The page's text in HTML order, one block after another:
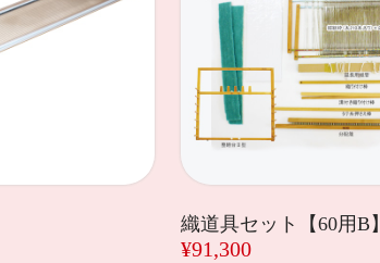
織道具セット【60用B】
¥91,300